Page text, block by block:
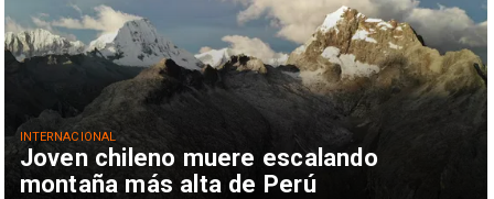
Joven chileno muere escalando
montaña más alta de Perú
INTERNACIONAL